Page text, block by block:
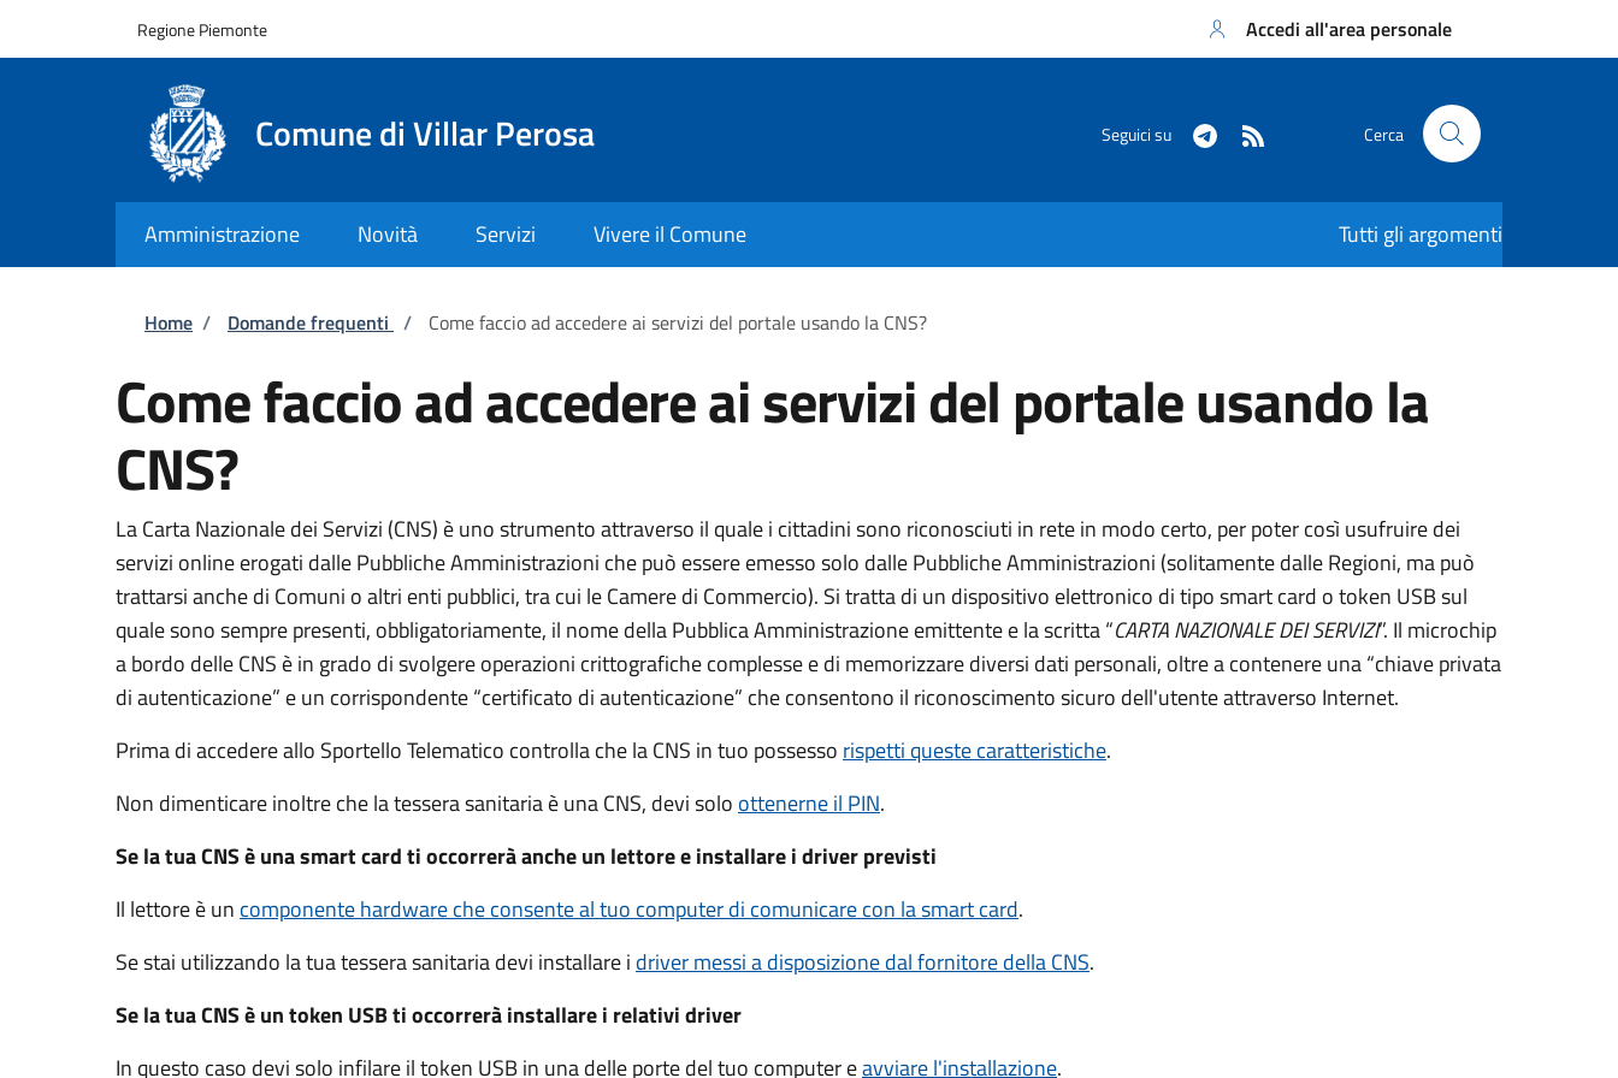
Regione Piemonte Accedi all'area personale
Comune di Villar Perosa Seguici su Cerca
Amministrazione Novità Servizi Vivere il Comune Tutti gli argomenti
Briciole di pane
Home / Domande frequenti / Come faccio ad accedere ai servizi del portale usando la CNS?
Come faccio ad accedere ai servizi del portale usando la
CNS?
La Carta Nazionale dei Servizi (CNS) è uno strumento attraverso il quale i cittadini sono riconosciuti in rete in modo certo, per poter così usufruire dei
servizi online erogati dalle Pubbliche Amministrazioni che può essere emesso solo dalle Pubbliche Amministrazioni (solitamente dalle Regioni, ma può
trattarsi anche di Comuni o altri enti pubblici, tra cui le Camere di Commercio). Si tratta di un dispositivo elettronico di tiposmart card o token USBsul
quale sono sempre presenti, obbligatoriamente, il nome della Pubblica Amministrazione emittente e la scritta “CARTA NAZIONALE DEI SERVIZI”. Il microchip
a bordo delle CNS è in grado di svolgere operazioni crittografiche complesse e di memorizzare diversi dati personali, oltre a contenere una “chiave privata
di autenticazione” e un corrispondente “certificato di autenticazione” che consentono il riconoscimento sicuro dell'utente attraverso Internet.
Prima di accedere allo Sportello Telematico controlla che la CNS in tuo possesso rispetti queste caratteristiche.
Non dimenticare inoltre che la tessera sanitaria è una CNS, devi solo ottenerne il PIN.
Se la tua CNS è una smart card ti occorrerà anche un lettore e installare i driver previsti
Il lettore è un componente hardware che consente al tuo computer di comunicare con la smart card.
Se stai utilizzando la tua tessera sanitaria devi installare i drivermessi a disposizione dal fornitore della CNS.
Se la tua CNS è un token USB ti occorrerà installare i relativi driver
In questo caso devi solo infilare il token USB in una delle porte del tuo computer eavviare l'installazione.